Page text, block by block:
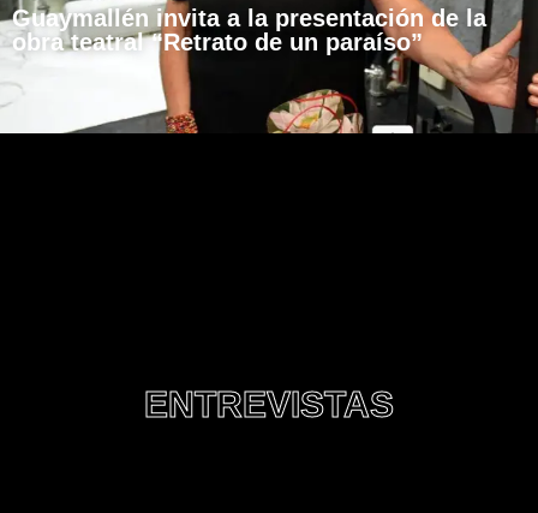
Guaymallén invita a la presentación de la
obra teatral “Retrato de un paraíso”
ENTREVISTAS